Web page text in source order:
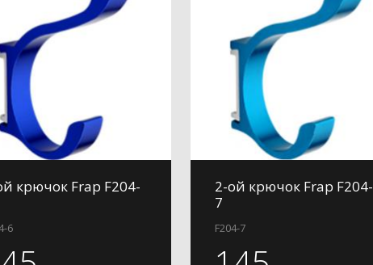
крючок Frap F204-
6
2-ой крючок Frap F204-
7
F204-7